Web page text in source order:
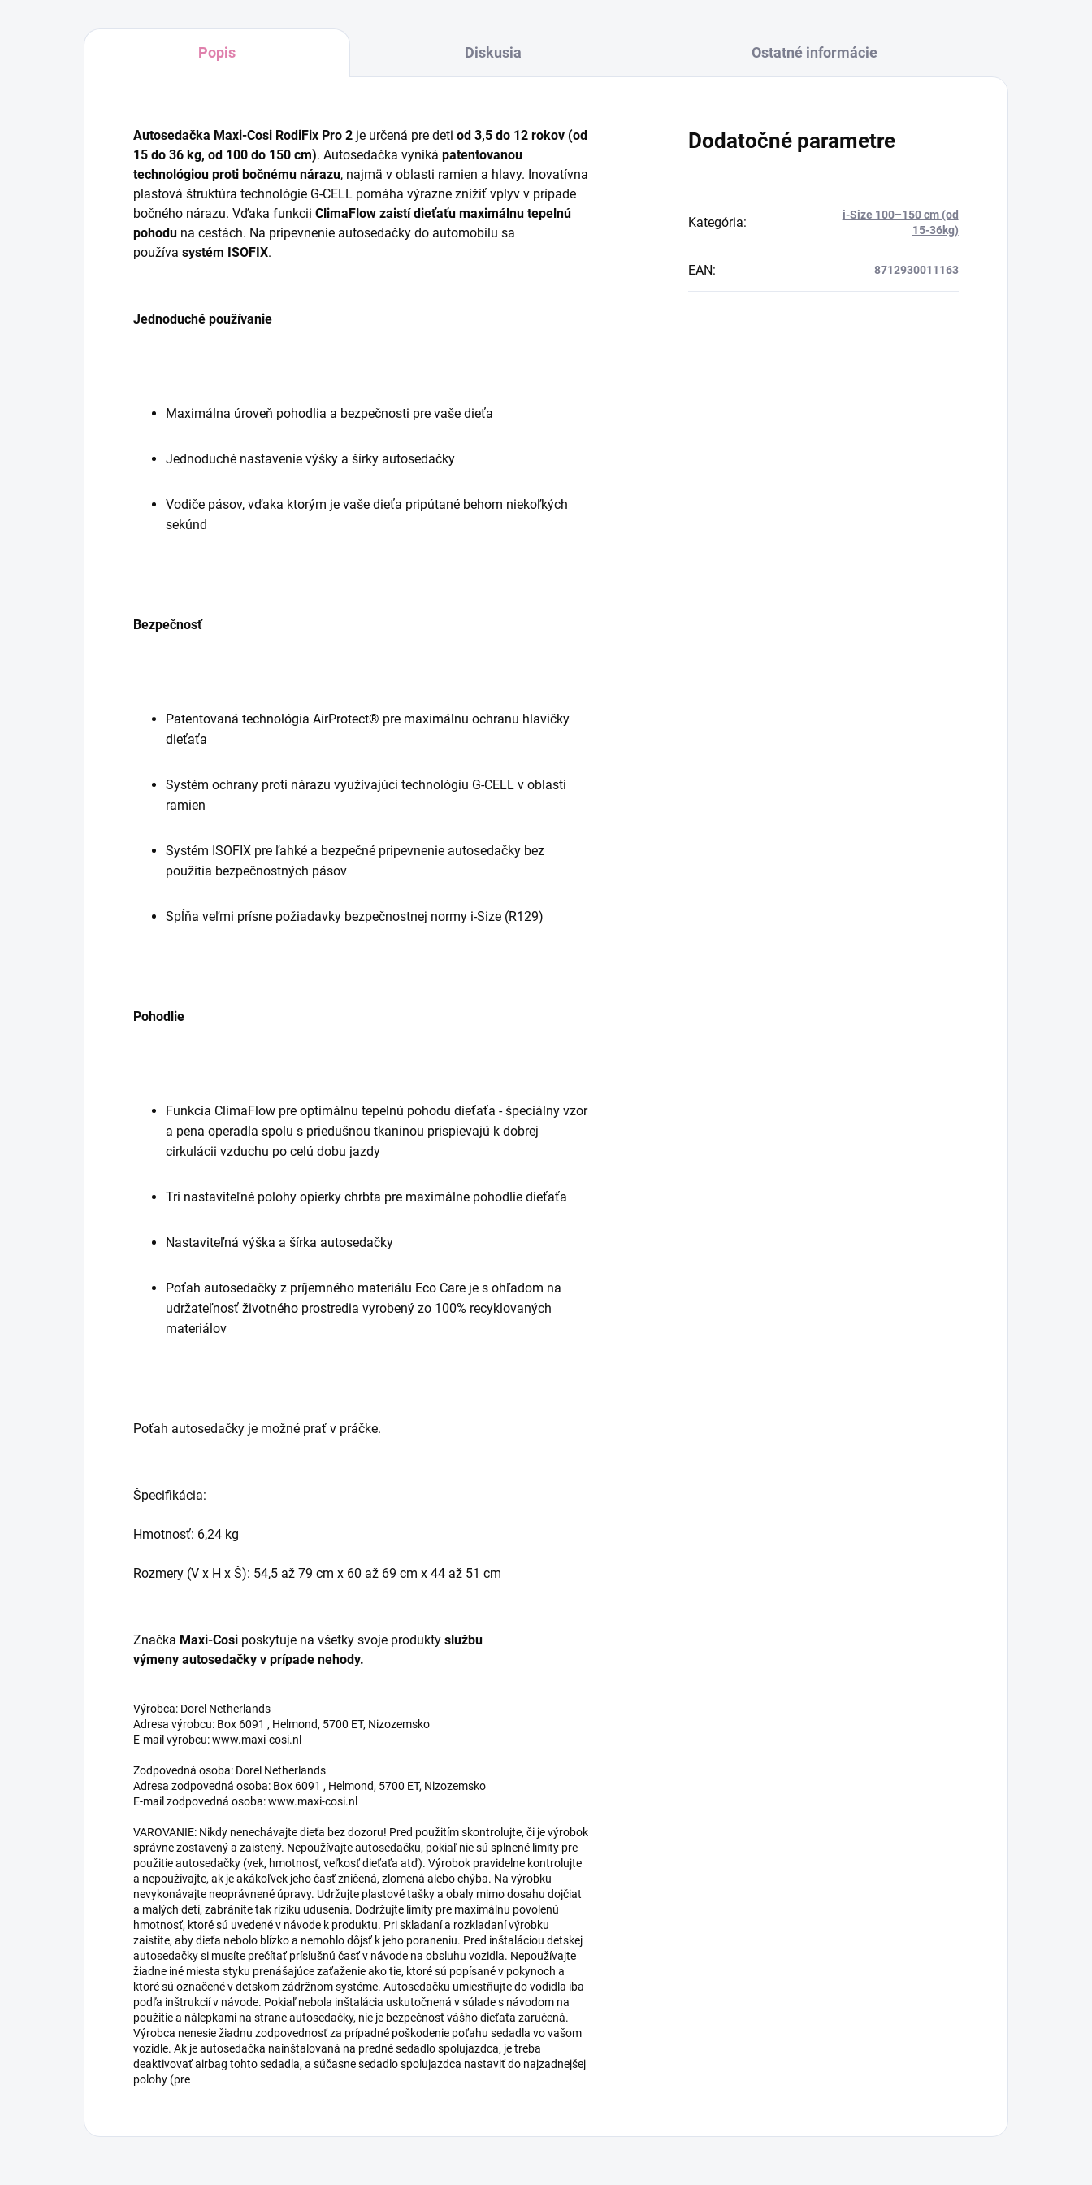
Popis Diskusia Ostatné informácie
Autosedačka Maxi-Cosi RodiFix Pro 2 je určená pre deti od 3,5 do 12 rokov (od
15 do 36 kg, od 100 do 150 cm). Autosedačka vyniká patentovanou
technológiou proti bočnému nárazu, najmä v oblasti ramien a hlavy. Inovatívna
plastová štruktúra technológie G-CELL pomáha výrazne znížiť vplyv v prípade
bočného nárazu. Vďaka funkcii ClimaFlow zaistí dieťaťu maximálnu tepelnú
pohodu na cestách. Na pripevnenie autosedačky do automobilu sa
používa systém ISOFIX.
Jednoduché používanie
Maximálna úroveň pohodlia a bezpečnosti pre vaše dieťa
Jednoduché nastavenie výšky a šírky autosedačky
Vodiče pásov, vďaka ktorým je vaše dieťa pripútané behom niekoľkých
sekúnd
Bezpečnosť
Patentovaná technológia AirProtect® pre maximálnu ochranu hlavičky
dieťaťa
Systém ochrany proti nárazu využívajúci technológiu G-CELL v oblasti
ramien
Systém ISOFIX pre ľahké a bezpečné pripevnenie autosedačky bez
použitia bezpečnostných pásov
Spĺňa veľmi prísne požiadavky bezpečnostnej normy i-Size (R129)
Pohodlie
Funkcia ClimaFlow pre optimálnu tepelnú pohodu dieťaťa - špeciálny vzor
a pena operadla spolu s priedušnou tkaninou prispievajú k dobrej
cirkulácii vzduchu po celú dobu jazdy
Tri nastaviteľné polohy opierky chrbta pre maximálne pohodlie dieťaťa
Nastaviteľná výška a šírka autosedačky
Poťah autosedačky z príjemného materiálu Eco Care je s ohľadom na
udržateľnosť životného prostredia vyrobený zo 100% recyklovaných
materiálov
Poťah autosedačky je možné prať v práčke.
Špecifikácia:
Hmotnosť: 6,24 kg
Rozmery (V x H x Š): 54,5 až 79 cm x 60 až 69 cm x 44 až 51 cm
Značka Maxi-Cosi poskytuje na všetky svoje produkty službu
výmeny autosedačky v prípade nehody.
Výrobca: Dorel Netherlands
Adresa výrobcu: Box 6091 , Helmond, 5700 ET, Nizozemsko
E-mail výrobcu: www.maxi-cosi.nl
Zodpovedná osoba: Dorel Netherlands
Adresa zodpovedná osoba: Box 6091 , Helmond, 5700 ET, Nizozemsko
E-mail zodpovedná osoba: www.maxi-cosi.nl
VAROVANIE: Nikdy nenechávajte dieťa bez dozoru! Pred použitím skontrolujte, či je výrobok
správne zostavený a zaistený. Nepoužívajte autosedačku, pokiaľ nie sú splnené limity pre
použitie autosedačky (vek, hmotnosť, veľkosť dieťaťa atď). Výrobok pravidelne kontrolujte
a nepoužívajte, ak je akákoľvek jeho časť zničená, zlomená alebo chýba. Na výrobku
nevykonávajte neoprávnené úpravy. Udržujte plastové tašky a obaly mimo dosahu dojčiat
a malých detí, zabránite tak riziku udusenia. Dodržujte limity pre maximálnu povolenú
hmotnosť, ktoré sú uvedené v návode k produktu. Pri skladaní a rozkladaní výrobku
zaistite, aby dieťa nebolo blízko a nemohlo dôjsť k jeho poraneniu. Pred inštaláciou detskej
autosedačky si musíte prečítať príslušnú časť v návode na obsluhu vozidla. Nepoužívajte
žiadne iné miesta styku prenášajúce zaťaženie ako tie, ktoré sú popísané v pokynoch a
ktoré sú označené v detskom zádržnom systéme. Autosedačku umiestňujte do vodidla iba
podľa inštrukcií v návode. Pokiaľ nebola inštalácia uskutočnená v súlade s návodom na
použitie a nálepkami na strane autosedačky, nie je bezpečnosť vášho dieťaťa zaručená.
Výrobca nenesie žiadnu zodpovednosť za prípadné poškodenie poťahu sedadla vo vašom
vozidle. Ak je autosedačka nainštalovaná na predné sedadlo spolujazdca, je treba
deaktivovať airbag tohto sedadla, a súčasne sedadlo spolujazdca nastaviť do najzadnejšej
polohy (pre
Dodatočné parametre
Kategória:
i-Size 100–150 cm (od
15-36kg)
EAN: 8712930011163